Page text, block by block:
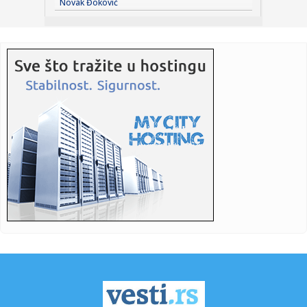
dolara...
15:19: Evropska narodna partija uputila hitan zahtev: "Uspostavite
centa...
15:19:
festiva...
15:18:Trener Rendžersa brani Dragojevića: "Nije bio penal"
VIDEO
15:17:Međunarodni folklorni festival za decu od 15. avgusta na tri
lok...
15:15:Gradonačelnik Novog SadaŽarko Mićin posetio sportsko-
rekreativ...
Светски океани достигли рекордно ...